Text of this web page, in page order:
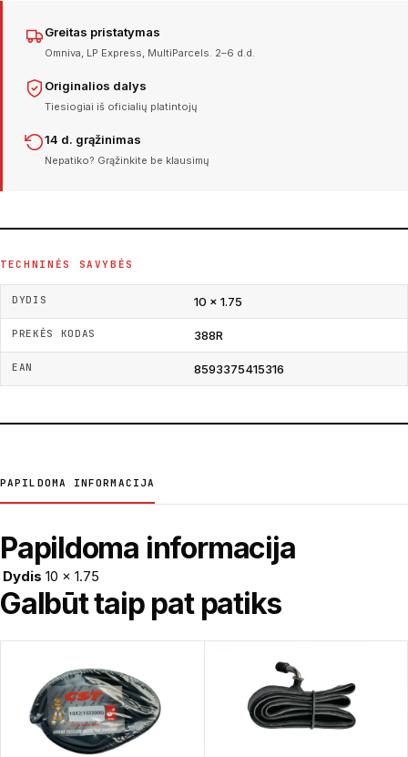
Greitas pristatymas
Omniva, LP Express, MultiParcels. 2–6 d.d.
Originalios dalys
Tiesiogiai iš oficialių platintojų
14 d. grąžinimas
Nepatiko? Grąžinkite be klausimų
TECHNINĖS SAVYBĖS
DYDIS 10 × 1.75
PREKĖS KODAS 388R
EAN 8593375415316
PAPILDOMA INFORMACIJA
Papildoma informacija
Dydis 10 × 1.75
Galbūt taip pat patiks